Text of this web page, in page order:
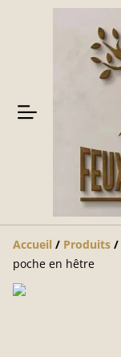
Accueil / Produits /
poche en hêtre